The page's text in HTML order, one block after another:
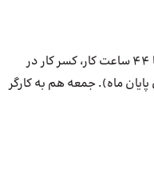
30 ساعت کار تعلق گرفته و مابقی تا 44 ساعت کار، کسر کار در
ماه). جمعه هم به کارگر